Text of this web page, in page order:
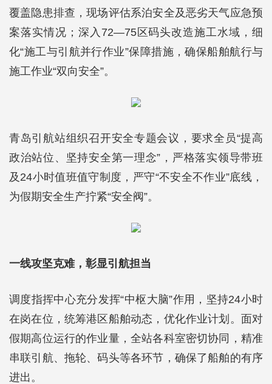
覆盖隐患排查，现场评估系泊安全及恶劣天气应急预
案落实情况；深入72—75区码头改造施工水域，细
化“施工与引航并行作业”保障措施，确保船舶航行与
施工作业“双向安全”。
青岛引航站组织召开安全专题会议，要求全员“提高
政治站位、坚持安全第一理念”，严格落实领导带班
及24小时值班值守制度，严守“不安全不作业”底线，
为假期安全生产拧紧“安全阀”。
一线攻坚克难，彰显引航担当
调度指挥中心充分发挥“中枢大脑”作用，坚持24小时
在岗在位，统筹港区船舶动态，优化作业计划。面对
假期高位运行的作业量，全站各科室密切协同，精准
串联引航、拖轮、码头等各环节，确保了船舶的有序
进出。